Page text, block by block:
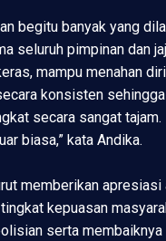
begitu banyak yang
seluruh pimpinan dan
mampu menahan
konsisten
secara sangat tajam.
biasa,” kata Andika.
memberikan apresiasi
kepuasan
serta